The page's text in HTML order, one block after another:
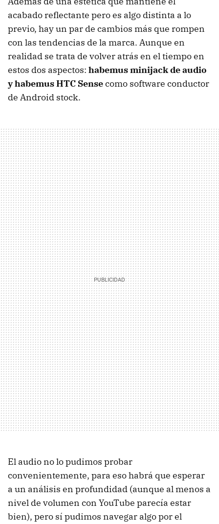
acabado reflectante pero es algo distinta a lo
previo, hay un par de cambios más que rompen
con las tendencias de la marca. Aunque en
realidad se trata de volver atrás en el tiempo en
estos dos aspectos: habemus minijack de audio
y habemus HTC Sensecomo software conductor
de Android stock.
El audio no lo pudimos probar
convenientemente, para eso habrá que esperar
a un análisis en profundidad (aunque al menos a
nivel de volumen con YouTube parecía estar
bien), pero sí pudimos navegar algo por el